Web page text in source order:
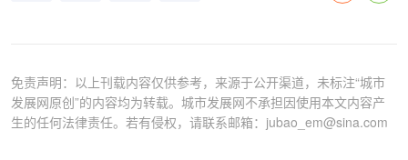
免责声明：以上刊载内容仅供参考，来源于公开渠道，未标注“城市
发展网原创”的内容均为转载。城市发展网不承担因使用本文内容产
生的任何法律责任。若有侵权，请联系邮箱：jubao_em@sina.com